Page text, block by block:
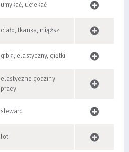
umykać, uciekać
ciało, tkanka, miąższ
gibki, elastyczny, giętki
elastyczne godziny
pracy
steward
lot